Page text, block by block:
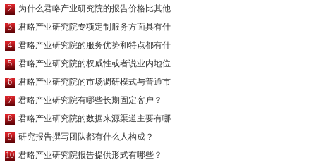
2
为什么君略产业研究院的报告价格比其他
公司都要高？
3
君略产业研究院专项定制服务方面具有什
么特点？
4
君略产业研究院的服务优势和特点都有什
么？
5
君略产业研究院的权威性或者说业内地位
如何？
6
君略产业研究院的市场调研模式与普通市
场调研主要区别有哪些？
7
君略产业研究院有哪些长期固定客户？
8
君略产业研究院的数据来源渠道主要有哪
些？
9
研究报告撰写团队都有什么人构成？
10 君略产业研究院报告提供形式有哪些？